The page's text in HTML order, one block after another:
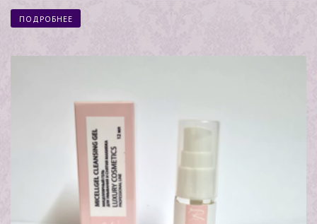
ПОДРОБНЕЕ